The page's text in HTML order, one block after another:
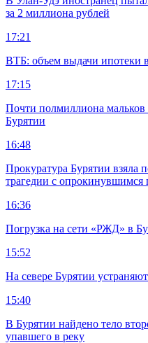
за 2 миллиона рублей
17:21
ВТБ: объем выдачи ипотеки
17:15
Почти полмиллиона мальков
Бурятии
16:48
Прокуратура Бурятии взяла
трагедии с опрокинувшимся
16:36
Погрузка на сети «РЖД» в
15:52
На севере Бурятии
15:40
В Бурятии найдено тело
упавшего в реку